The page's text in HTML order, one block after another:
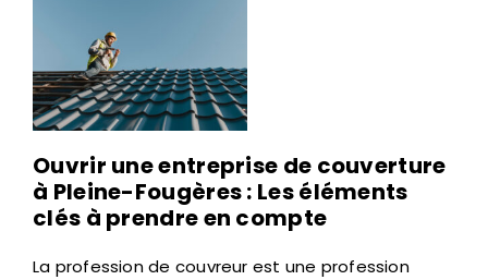
Ouvrir une entreprise de couverture
à Pleine-Fougères : Les éléments
clés à prendre en compte
La profession de couvreur est une profession